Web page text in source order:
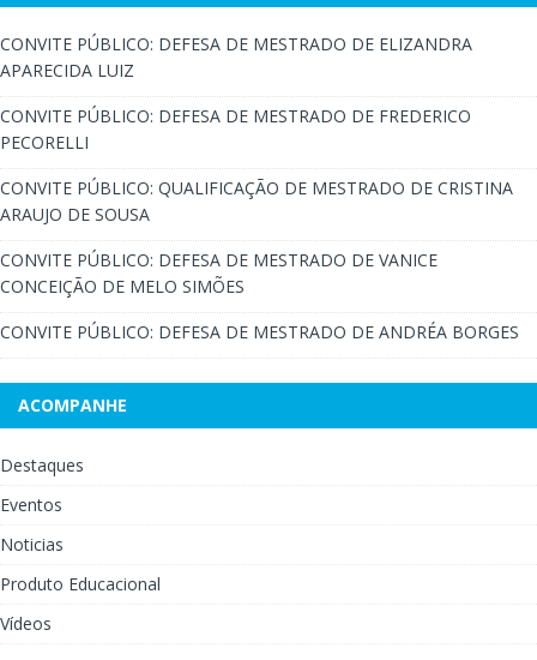
CONVITE PÚBLICO: DEFESA DE MESTRADO DE ELIZANDRA
APARECIDA LUIZ
CONVITE PÚBLICO: DEFESA DE MESTRADO DE FREDERICO
PECORELLI
CONVITE PÚBLICO: QUALIFICAÇÃO DE MESTRADO DE CRISTINA
ARAUJO DE SOUSA
CONVITE PÚBLICO: DEFESA DE MESTRADO DE VANICE
CONCEIÇÃO DE MELO SIMÕES
CONVITE PÚBLICO: DEFESA DE MESTRADO DE ANDRÉA BORGES
ACOMPANHE
Destaques
Eventos
Noticias
Produto Educacional
Vídeos